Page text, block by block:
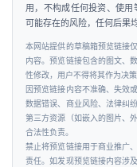
科
技
投
融
资
用，不构成任何投资、使
可能存在的风险，任何后果
本网站提供的草稿箱预览链接
内容。预览链接包含的图文、
性修改，用户不得将其作为决策
因预览链接内容不准确、失效
数据错误、商业风险、法律纠
第三方资源（如嵌入的图片、
合法性负责。
禁止将预览链接用于商业推广
责任。如发现预览链接内容涉